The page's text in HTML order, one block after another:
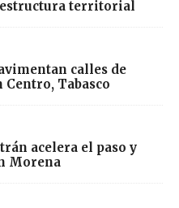
territorial
calles de
Centro, Tabasco
acelera el paso y
Morena